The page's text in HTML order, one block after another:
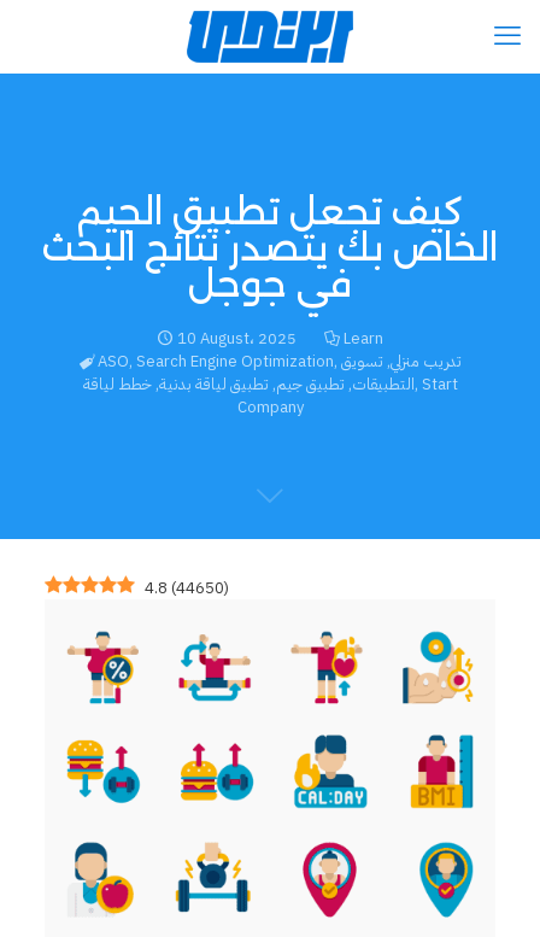
كيف تجعل تطبيق الجيم
الخاص بك يتصدر نتائج البحث
في جوجل
10 August، 2025
Learn
ASO, Search Engine Optimization, تدريب منزلي, تسويق
التطبيقات, تطبيق جيم, تطبيق لياقة بدنية,خطط لياقة , Start
Company
4.8 (44650)